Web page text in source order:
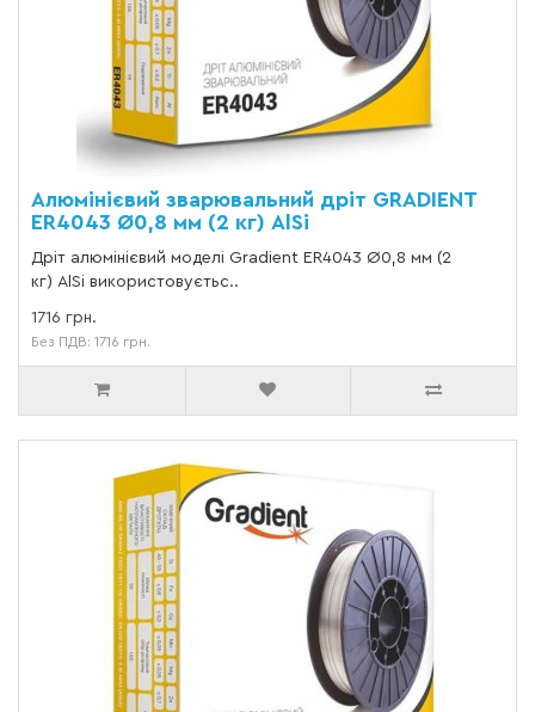
Алюмінієвий зварювальний дріт GRADIENT
ER4043 Ø0,8 мм (2 кг) AlSi
Дріт алюмінієвий моделі Gradient ER4043 Ø0,8 мм (2
кг) AlSi використовуєтьс..
1716 грн.
Без ПДВ: 1716 грн.